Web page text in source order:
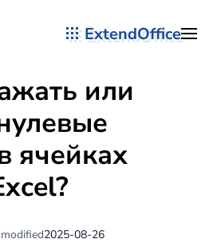
ExtendOffice
или
ячейках
2025-08-26